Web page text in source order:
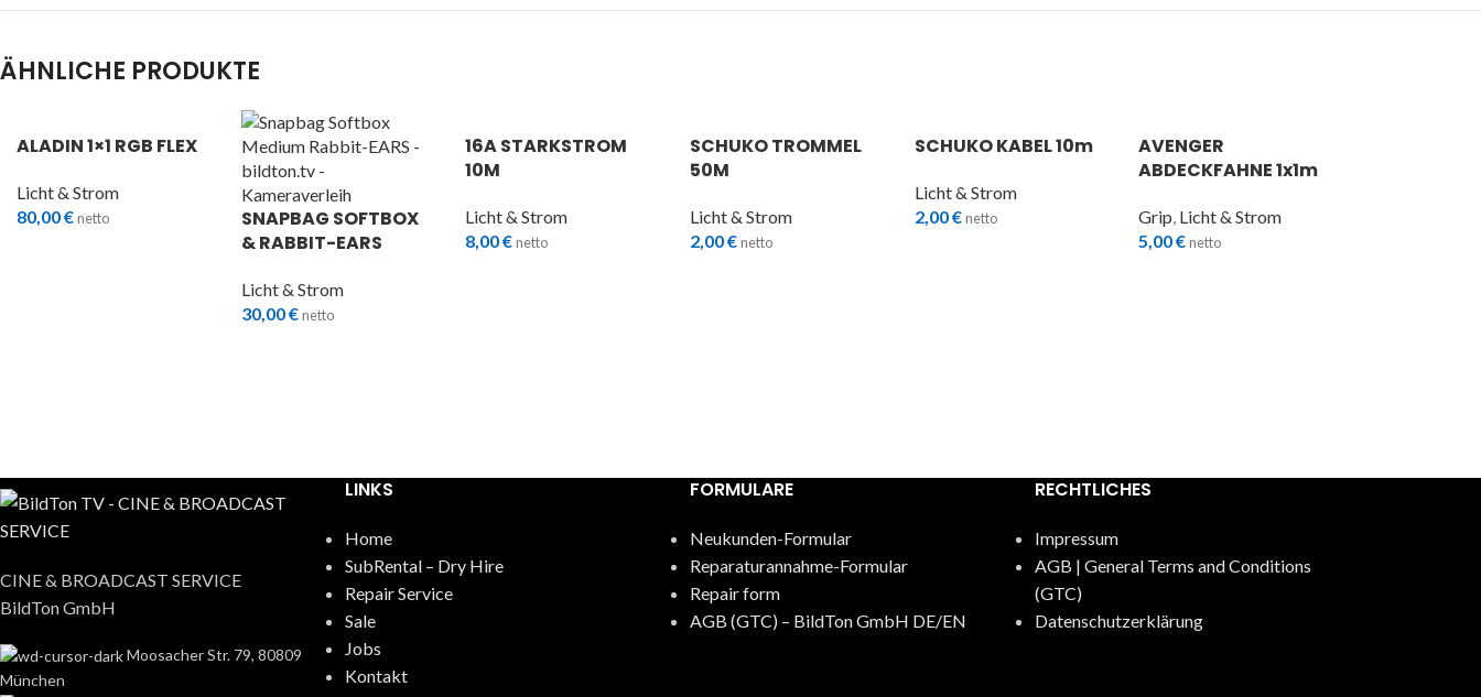
ÄHNLICHE PRODUKTE
ALADIN 1×1 RGB FLEX
Licht & Strom
80,00€netto
SNAPBAG SOFTBOX
& RABBIT-EARS
Licht & Strom
30,00€ netto
16A STARKSTROM
10M
Licht & Strom
8,00€ netto
SCHUKO TROMMEL
50M
Licht & Strom
2,00€netto
SCHUKO KABEL 10m
Licht & Strom
2,00€ netto
AVENGER
ABDECKFAHNE 1x1m
Grip, Licht & Strom
5,00€ netto
CINE & BROADCAST SERVICE
BildTon GmbH
Moosacher Str. 79, 80809
München
LINKS
Home
SubRental – Dry Hire
Repair Service
Sale
Jobs
Kontakt
FORMULARE
Neukunden-Formular
Reparaturannahme-Formular
Repair form
AGB (GTC) – BildTon GmbH DE/EN
RECHTLICHES
Impressum
AGB | General Terms and Conditions
(GTC)
Datenschutzerklärung